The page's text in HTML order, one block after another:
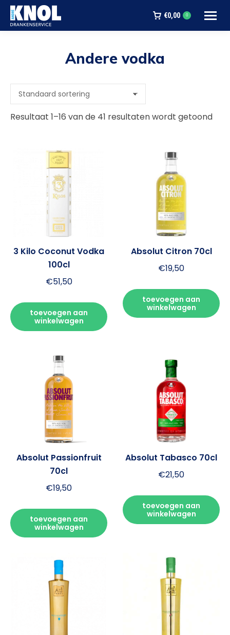
€0,00 0
Andere vodka
Resultaat 1–16 van de 41 resultaten wordt getoond
3 Kilo Coconut Vodka
100cl
€51,50
toevoegen aan
winkelwagen
Absolut Citron 70cl
€19,50
toevoegen aan
winkelwagen
Absolut Passionfruit
70cl
€19,50
toevoegen aan
winkelwagen
Absolut Tabasco 70cl
€21,50
toevoegen aan
winkelwagen